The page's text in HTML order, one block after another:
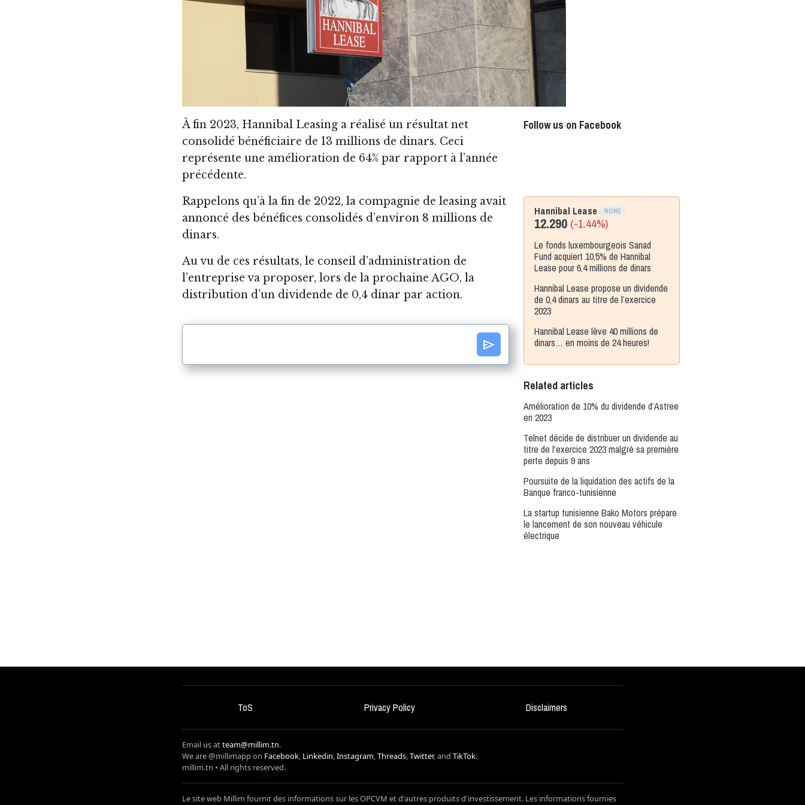
À fin 2023, Hannibal Leasing a réalisé un résultat net
consolidé bénéficiaire de 13 millions de dinars. Ceci
représente une amélioration de 64% par rapport à l’année
précédente.
Rappelons qu’à la fin de 2022, la compagnie de leasing avait
annoncé des bénéfices consolidés d’environ 8 millions de
dinars.
Au vu de ces résultats, le conseil d’administration de
l’entreprise va proposer, lors de la prochaine AGO, la
distribution d’un dividende de 0,4 dinar par action.
send
Follow us on Facebook
Hannibal Lease NONE
12.290 (-1.44%)
Le fonds luxembourgeois Sanad
Fund acquiert 10,5% de Hannibal
Lease pour 6,4 millions de dinars
Hannibal Lease propose un dividende
de 0,4 dinars au titre de l’exercice
2023
Hannibal Lease lève 40 millions de
dinars… en moins de 24 heures!
Related articles
Amélioration de 10% du dividende d’Astree
en 2023
Telnet décide de distribuer un dividende au
titre de l'exercice 2023 malgré sa première
perte depuis 9 ans
Poursuite de la liquidation des actifs de la
Banque franco-tunisienne
La startup tunisienne Bako Motors prépare
le lancement de son nouveau véhicule
électrique
ToS Privacy Policy Disclaimers
Email us atteam@millim.tn.
We are @millimapp on Facebook, Linkedin,Instagram,Threads,Twitter, and TikTok.
millim.tn • All rights reserved.
Le site web Millim fournit des informations sur les OPCVM et d'autres produits d'investissement. Les informations fournies